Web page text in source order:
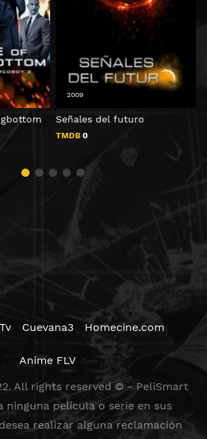
Señales del futuro
TMDB 0
2009
Cuevana3 Homecine.com
Anime FLV
All rights reserved © - PeliSmart
ninguna película o serie en sus
realizar alguna reclamación